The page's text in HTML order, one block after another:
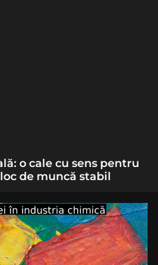
o cale cu sens pentru
de muncă stabil